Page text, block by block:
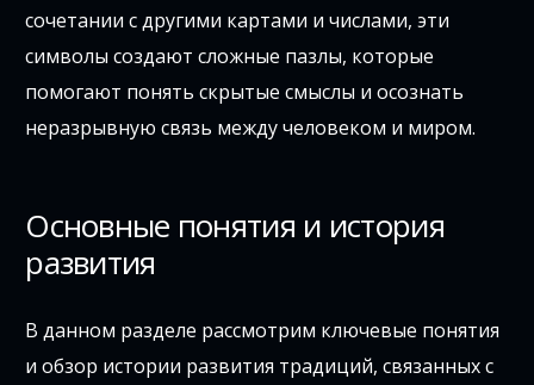
сочетании с другими картами и числами, эти
символы создают сложные пазлы, которые
помогают понять скрытые смыслы и осознать
неразрывную связь между человеком и миром.
Основные понятия и история
развития
В данном разделе рассмотрим ключевые понятия
и обзор истории развития традиций, связанных с